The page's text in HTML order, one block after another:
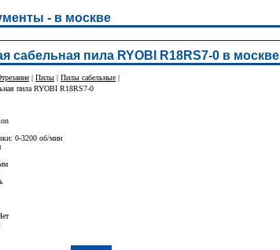
- в москве
сабельная пила RYOBI R18RS7-0 в москве
| Пилы | Пилы сабельные |
пила RYOBI R18RS7-0
0-3200 об/мин